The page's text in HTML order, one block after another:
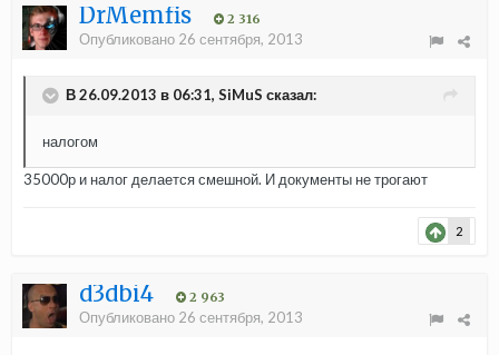
DrMemfis 2 316
Опубликовано 26 сентября, 2013
В 26.09.2013 в 06:31, SiMuS сказал:
налогом
35000р и налог делается смешной. И документы не трогают
2
d3dbi4 2 963
Опубликовано 26 сентября, 2013